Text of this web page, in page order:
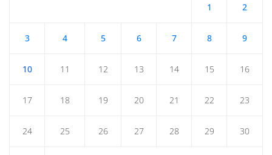
1 2
3 4 5 6 7 8 9
10 11 12 13 14 15 16
17 18 19 20 21 22 23
24 25 26 27 28 29 30